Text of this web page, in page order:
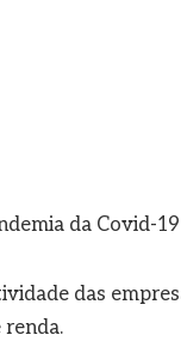
da Covid-19
das